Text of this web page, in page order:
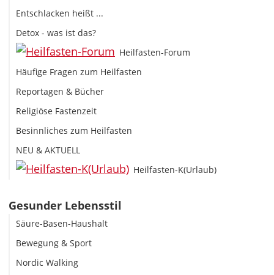
Entschlacken heißt ...
Detox - was ist das?
Heilfasten-Forum
Häufige Fragen zum Heilfasten
Reportagen & Bücher
Religiöse Fastenzeit
Besinnliches zum Heilfasten
NEU & AKTUELL
Heilfasten-K(Urlaub)
Gesunder Lebensstil
Säure-Basen-Haushalt
Bewegung & Sport
Nordic Walking